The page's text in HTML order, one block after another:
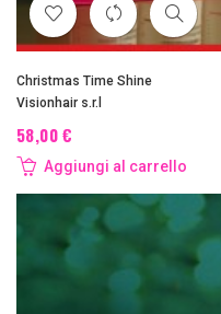
Christmas Time Shine
Visionhair s.r.l
58,00 €
Aggiungi al carrello